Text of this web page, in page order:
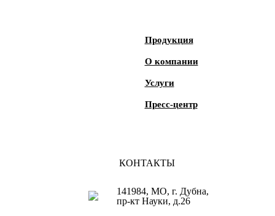
Продукция
О компании
Услуги
Пресс-центр
КОНТАКТЫ
141984, МО, г. Дубна,
пр-кт Науки, д.26